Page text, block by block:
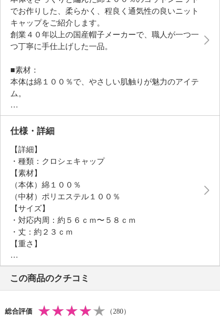
でお作りした、柔らかく、程良く通気性の良いニット
キャップをご紹介します。
創業４０年以上の国産帽子メーカーで、職人が一つ一
つ丁寧に手仕上げした一品。
■素材：
本体は綿１００％で、やさしい肌触りが魅力のアイテ
ム。
素材の特性上、静電気が起きにくいのもポイントで
す。
帽子の縁にぐるっと中わたが入っているので、お顔に
肌当たりが柔らかで、お顔に跡が付きにくい仕様。
■使い勝手の良い仕様：
全体を柔らかな素材でお作りしているので、コンパク
トに折りたたんで持ち運びができます。
急な宅配便や、朝のゴミ出しの際に、目深に被って眉
毛を隠してすっぴん隠しのようにしてもお使いいただ
けます。
手洗いができます。
仕様・詳細
【詳細】
・種類：クロシェキャップ
【素材】
（本体）綿１００％
（中材）ポリエステル１００％
【サイズ】
・対応内周：約５６ｃｍ〜５８ｃｍ
・丈：約２３ｃｍ
【重さ】
・約５０ｇ
【メンテナンス（絵表示ラベル）】
・手洗い：可
・漂白処理：酸素系漂白可（塩素系漂白は不可）
・自然乾燥：日陰の吊り干し
この商品のクチコミ
総合評価 （280）